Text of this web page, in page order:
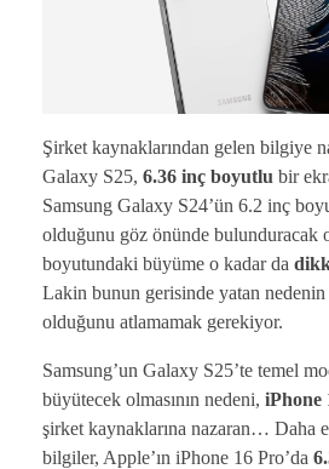
Şirket kaynaklarından gelen bilgiye
Galaxy S25, 6.36 inç boyutlu bir
Samsung Galaxy S24’ün 6.2 inç
olduğunu göz önünde bulunduracak
boyutundaki büyüme o kadar da
Lakin bunun gerisinde yatan nedenin
olduğunu atlamamak gerekiyor.
Samsung’un Galaxy S25’te temel
büyütecek olmasının nedeni, iPhone
şirket kaynaklarına nazaran… Daha
bilgiler, Apple’ın iPhone 16 Pro’da